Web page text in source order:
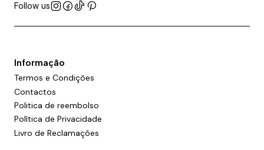
Follow us
Informação
Termos e Condições
Contactos
Politica de reembolso
Política de Privacidade
Livro de Reclamações